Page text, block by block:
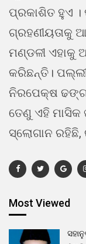
ପ୍ରକାଶିତ ହୁଏ
ଗ୍ରହଣୀୟତାକୁ
ମଣ୍ଡଳୀ ଏହାକୁ
କରିଛନ୍ତି।
ନିରପେକ୍ଷ
ତେଣୁ ଏହି
ସ୍ଲୋଗାନ
Most Viewed